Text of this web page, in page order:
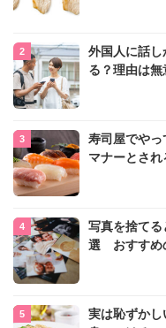
外国人に話
る？理由は無
寿司屋でや
マナーとされ
写真を捨て
選 おすすめ
実は恥ずか